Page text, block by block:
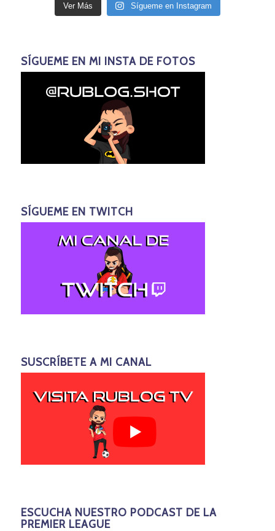
Ver Más Sígueme en Instagram
SÍGUEME EN MI INSTA DE FOTOS
SÍGUEME EN TWITCH
SUSCRÍBETE A MI CANAL
ESCUCHA NUESTRO PODCAST DE LA
PREMIER LEAGUE